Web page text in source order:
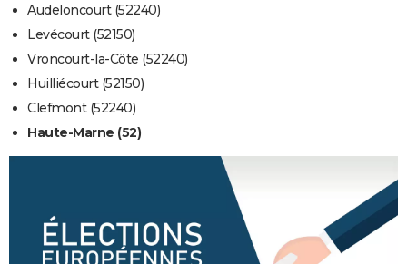
Audeloncourt (52240)
Levécourt (52150)
Vroncourt-la-Côte (52240)
Huilliécourt (52150)
Clefmont (52240)
Haute-Marne (52)